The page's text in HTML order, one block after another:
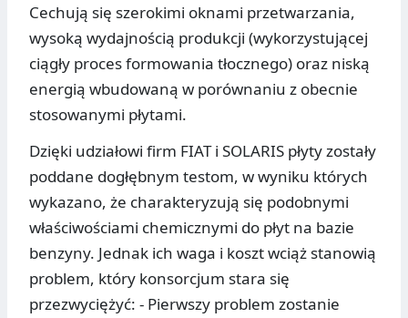
Cechują się szerokimi oknami przetwarzania,
wysoką wydajnością produkcji (wykorzystującej
ciągły proces formowania tłocznego) oraz niską
energią wbudowaną w porównaniu z obecnie
stosowanymi płytami.
Dzięki udziałowi firm FIAT i SOLARIS płyty zostały
poddane dogłębnym testom, w wyniku których
wykazano, że charakteryzują się podobnymi
właściwościami chemicznymi do płyt na bazie
benzyny. Jednak ich waga i koszt wciąż stanowią
problem, który konsorcjum stara się
przezwyciężyć: - Pierwszy problem zostanie